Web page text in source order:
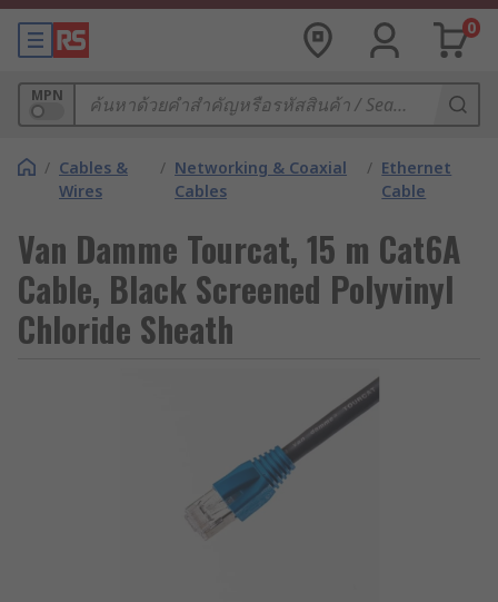
0
MPN
/ Cables &
Wires
/ Networking & Coaxial
Cables
/ Ethernet
Cable
Van Damme Tourcat, 15 m Cat6A
Cable, Black Screened Polyvinyl
Chloride Sheath